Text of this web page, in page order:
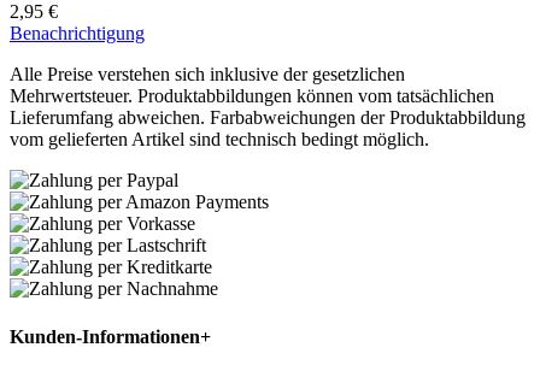
2,95 €
Benachrichtigung
Alle Preise verstehen sich inklusive der gesetzlichen
Mehrwertsteuer. Produktabbildungen können vom tatsächlichen
Lieferumfang abweichen. Farbabweichungen der Produktabbildung
vom gelieferten Artikel sind technisch bedingt möglich.
Kunden-Informationen+